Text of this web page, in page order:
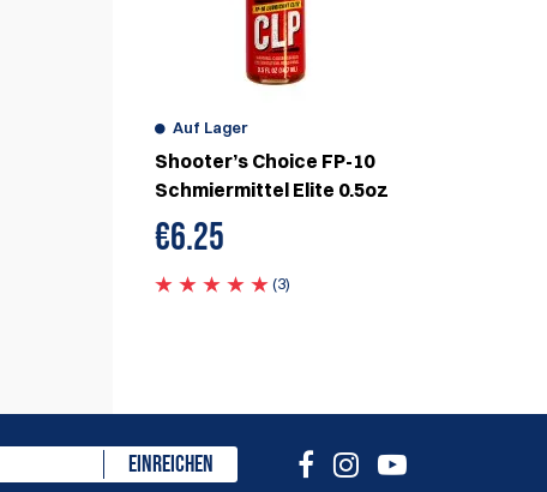
Auf Lager
Shooter’s Choice FP-10
Schmiermittel Elite 0.5oz
€6.25
(3)
EINREICHEN